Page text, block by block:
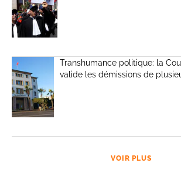
Transhumance politique: la
valide les démissions de
VOIR PLUS